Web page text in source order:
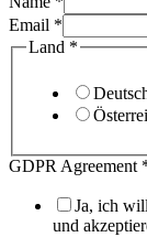
Land
Agreement
Email *
Land *
GDPR Agreement
Ja, ich
und